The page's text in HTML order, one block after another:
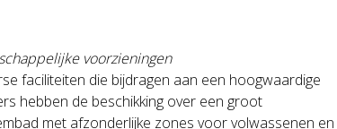
voorzieningen
faciliteiten die bijdragen aan een hoogwaardige
hebben de beschikking over een groot
met afzonderlijke zones voor volwassenen en